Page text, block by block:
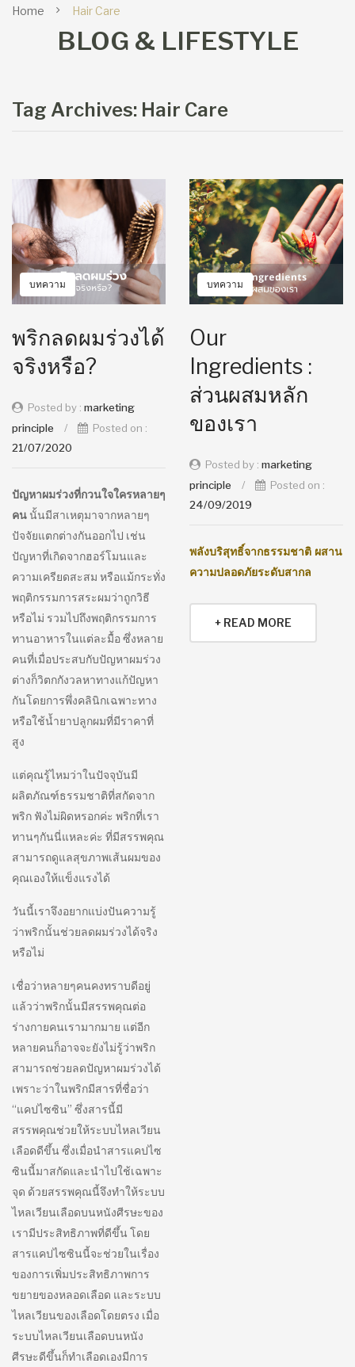
Home Hair Care
BLOG & LIFESTYLE
Tag Archives: Hair Care
บทความ
พริกลดผมร่วงได้
จริงหรือ?
Posted by : marketing
principle
/
Posted on :
21/07/2020
ปัญหาผมร่วงที่กวนใจใครหลายๆ
คนนั้นมีสาเหตุมาจากหลายๆ
ปัจจัยแตกต่างกันออกไป เช่น
ปัญหาที่เกิดจากฮอร์โมนและ
ความเครียดสะสม หรือแม้กระทั่ง
พฤติกรรมการสระผมว่าถูกวิธี
หรือไม่ รวมไปถึงพฤติกรรมการ
ทานอาหารในแต่ละมื้อ ซึ่งหลาย
คนที่เมื่อประสบกับปัญหาผมร่วง
ต่างก็วิตกกังวลหาทางแก้ปัญหา
กันโดยการพึ่งคลินิกเฉพาะทาง
หรือใช้น้ำยาปลูกผมที่มีราคาที่
สูง
แต่คุณรู้ไหมว่าในปัจจุบันมี
ผลิตภัณฑ์ธรรมชาติที่สกัดจาก
พริก ฟังไม่ผิดหรอกค่ะ พริกที่เรา
ทานๆกันนี่แหละค่ะ ที่มีสรรพคุณ
สามารถดูแลสุขภาพเส้นผมของ
คุณเองให้แข็งแรงได้
วันนี้เราจึงอยากแบ่งปันความรู้
ว่าพริกนั้นช่วยลดผมร่วงได้จริง
หรือไม่
เชื่อว่าหลายๆคนคงทราบดีอยู่
แล้วว่าพริกนั้นมีสรรพคุณต่อ
ร่างกายคนเรามากมาย แต่อีก
หลายคนก็อาจจะยังไม่รู้ว่าพริก
สามารถช่วยลดปัญหาผมร่วงได้
เพราะว่าในพริกมีสารที่ชื่อว่า
“แคปไซซิน” ซึ่งสารนี้มี
สรรพคุณช่วยให้ระบบไหลเวียน
เลือดดีขึ้น ซึ่งเมื่อนำสารแคปไซ
ซินนี้มาสกัดและนำไปใช้เฉพาะ
จุด ด้วยสรรพคุณนี้จึงทำให้ระบบ
ไหลเวียนเลือดบนหนังศีรษะของ
เรามีประสิทธิภาพที่ดีขึ้น โดย
สารแคปไซซินนี้จะช่วยในเรื่อง
ของการเพิ่มประสิทธิภาพการ
ขยายของหลอดเลือด และระบบ
ไหลเวียนของเลือดโดยตรง เมื่อ
ระบบไหลเวียนเลือดบนหนัง
ศีรษะดีขึ้นก็ทำเลือดเองมีการ
บทความ
Our
Ingredients :
ส่วนผสมหลัก
ของเรา
Posted by : marketing
principle
/
Posted on :
24/09/2019
พลังบริสุทธิ์จากธรรมชาติ ผสาน
ความปลอดภัยระดับสากล
+ READ MORE